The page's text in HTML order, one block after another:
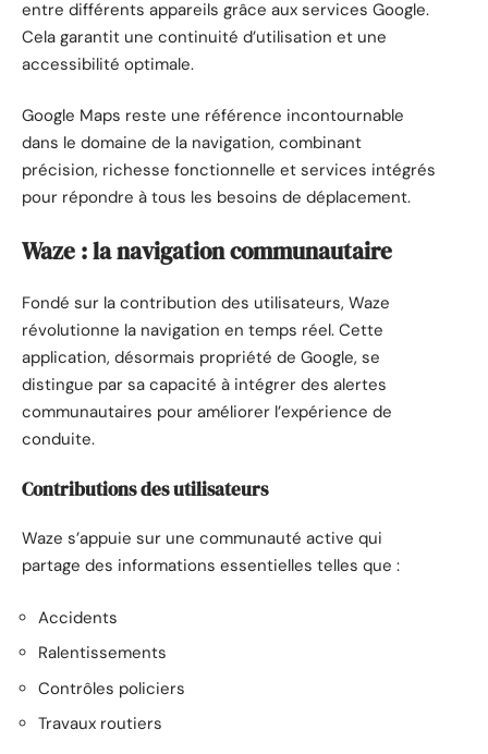
entre différents appareils grâce aux services Google.
Cela garantit une continuité d’utilisation et une
accessibilité optimale.
Google Maps reste une référence incontournable
dans le domaine de la navigation, combinant
précision, richesse fonctionnelle et services intégrés
pour répondre à tous les besoins de déplacement.
Waze : la navigation communautaire
Fondé sur la contribution des utilisateurs, Waze
révolutionne la navigation en temps réel. Cette
application, désormais propriété de Google, se
distingue par sa capacité à intégrer des alertes
communautaires pour améliorer l’expérience de
conduite.
Contributions des utilisateurs
Waze s’appuie sur une communauté active qui
partage des informations essentielles telles que :
Accidents
Ralentissements
Contrôles policiers
Travaux routiers